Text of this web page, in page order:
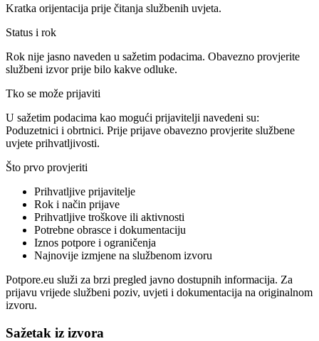
Kratka orijentacija prije čitanja službenih uvjeta.
Status i rok
Rok nije jasno naveden u sažetim podacima. Obavezno provjerite
službeni izvor prije bilo kakve odluke.
Tko se može prijaviti
U sažetim podacima kao mogući prijavitelji navedeni su:
Poduzetnici i obrtnici. Prije prijave obavezno provjerite službene
uvjete prihvatljivosti.
Što prvo provjeriti
Prihvatljive prijavitelje
Rok i način prijave
Prihvatljive troškove ili aktivnosti
Potrebne obrasce i dokumentaciju
Iznos potpore i ograničenja
Najnovije izmjene na službenom izvoru
Potpore.eu služi za brzi pregled javno dostupnih informacija. Za
prijavu vrijede službeni poziv, uvjeti i dokumentacija na originalnom
izvoru.
Sažetak iz izvora